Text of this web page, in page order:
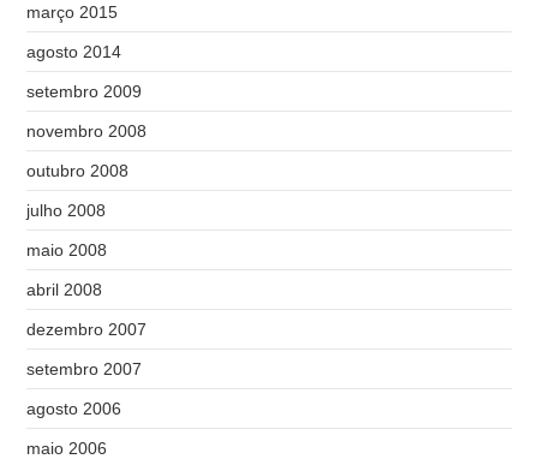
março 2015
agosto 2014
setembro 2009
novembro 2008
outubro 2008
julho 2008
maio 2008
abril 2008
dezembro 2007
setembro 2007
agosto 2006
maio 2006